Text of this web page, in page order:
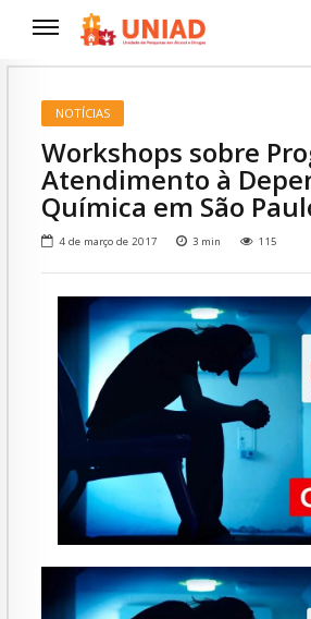
NOTÍCIAS
Workshops sobre
Atendimento à
Química em São
4 de março de 2017 3 min 115